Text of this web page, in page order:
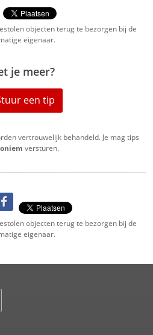
objecten terug te bezorgen bij de
eigenaar.
je meer?
een tip
vertrouwelijk behandeld. Je mag tips
versturen.
objecten terug te bezorgen bij de
eigenaar.